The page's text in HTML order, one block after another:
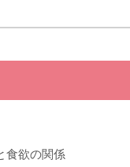
食欲の関係